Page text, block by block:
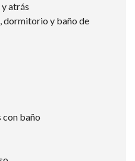
atrás
dormitorio y baño de
baño